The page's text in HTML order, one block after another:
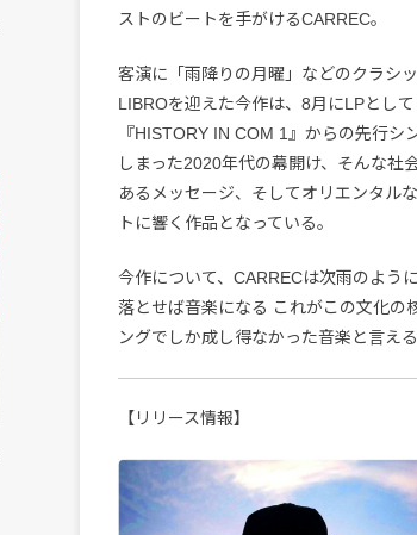
ストのビートを手がけるCARREC。
客演に「雨降りの月曜」などのクラシ
LIBROを迎えた今作は、8月にLPとし
『HISTORY IN COM 1』からの先行
しまった2020年代の幕開け、そんな社
あるメッセージ、そしてオリエンタル
トに響く作品となっている。
今作について、CARRECは次雨のよう
落とせば音楽になる これがこの文化の
ングでしか成し得なかった音楽と言える
【リリース情報】